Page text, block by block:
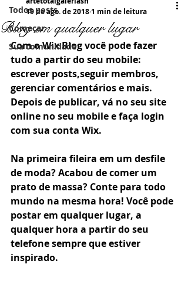
Todos posts
Começar
Sua comunidade
Blog em qualquer lugar
19 de ago. de 20181 min de leitura
Com o Wix Blog você pode fazer
tudo a partir do seu mobile:
escrever posts,seguir membros,
gerenciar comentários e mais.
Depois de publicar, vá no seu site
online no seu mobile e faça login
com sua conta Wix.
Na primeira fileira em um desfile
de moda? Acabou de comer um
prato de massa? Conte para todo
mundo na mesma hora! Você pode
postar em qualquer lugar, a
qualquer hora a partir do seu
telefone sempre que estiver
inspirado.